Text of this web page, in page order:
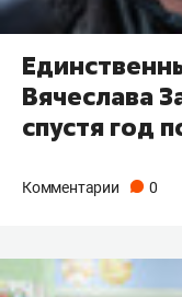
Вячеслава
спустя год
Комментарии 0